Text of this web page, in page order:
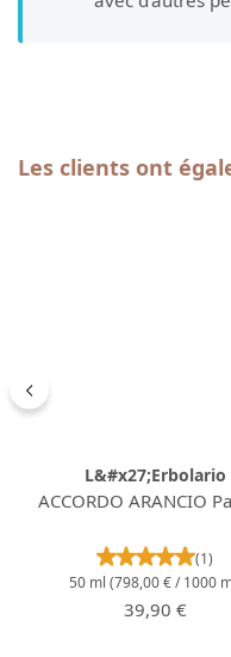
Ignorer la galerie de
Les clients ont
L&#x27;Erbolario
ACCORDO ARANCIO
Note
(1)
50 ml (798,00 € / 1000
Prix régulier :
39,90 €